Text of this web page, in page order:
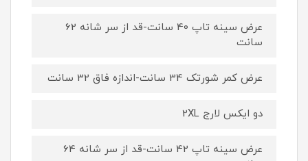
عرض سینه تاپ 40 سانت-قد از سر شانه 62
سانت
عرض کمر شورتک 34 سانت-اندازه فاق 32 سانت
دو ایکس لارج 2XL
عرض سینه تاپ 42 سانت-قد از سر شانه 64